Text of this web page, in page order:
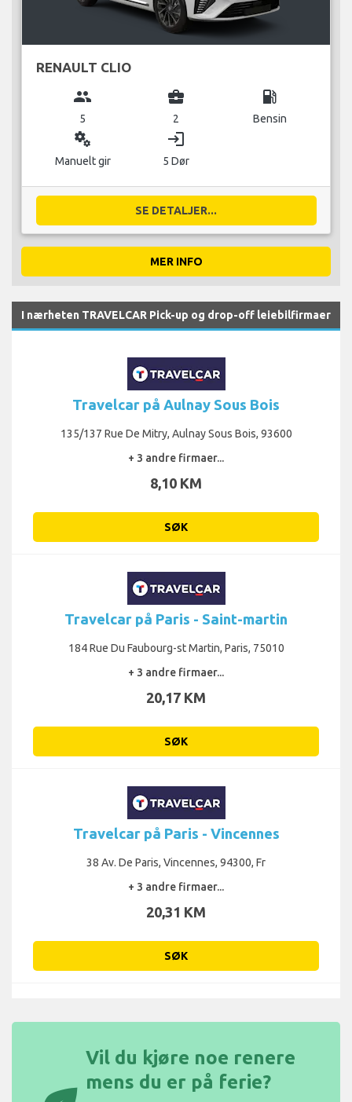
RENAULT CLIO
group
5
business_center
2
local_gas_station
Bensin
miscellaneous_services
Manuelt gir
login
5 Dør
SE DETALJER...
MER INFO
I nærheten TRAVELCAR Pick-up og drop-off leiebilfirmaer
Travelcar på Aulnay Sous Bois
135/137 Rue De Mitry, Aulnay Sous Bois, 93600
+ 3 andre firmaer...
8,10 KM
SØK
Travelcar på Paris - Saint-martin
184 Rue Du Faubourg-st Martin, Paris, 75010
+ 3 andre firmaer...
20,17 KM
SØK
Travelcar på Paris - Vincennes
38 Av. De Paris, Vincennes, 94300, Fr
+ 3 andre firmaer...
20,31 KM
SØK
Vil du kjøre noe renere
mens du er på ferie?